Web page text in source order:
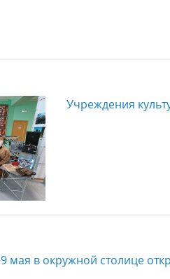
Учреждения
9 мая в окружной столице